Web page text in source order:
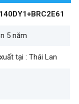
5 năm
tại : Thái Lan